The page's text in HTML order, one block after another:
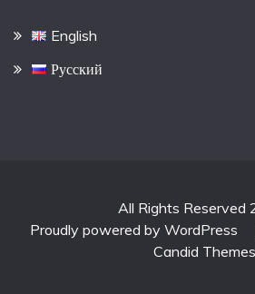
English
Русский
All Rights Reserved
Proudly powered by WordPress
Candid Themes